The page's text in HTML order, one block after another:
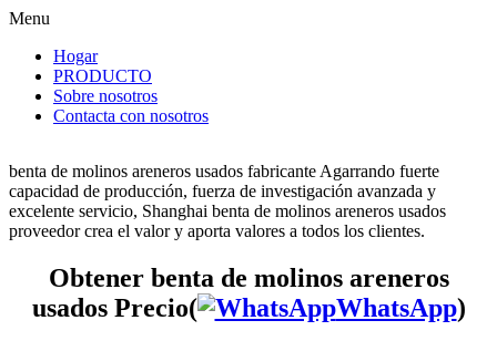
Menu
Hogar
PRODUCTO
Sobre nosotros
Contacta con nosotros
benta de molinos areneros usados fabricante Agarrando fuerte
capacidad de producción, fuerza de investigación avanzada y
excelente servicio, Shanghai benta de molinos areneros usados
proveedor crea el valor y aporta valores a todos los clientes.
Obtener benta de molinos areneros
usados Precio(
WhatsApp)